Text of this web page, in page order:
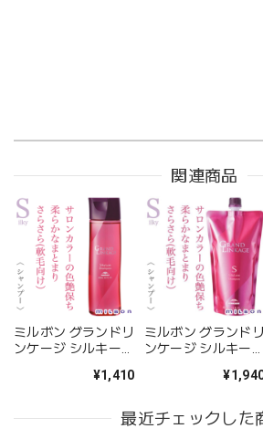
関連商品
ミルボン グランドリ
ンケージ シルキーリ
¥1,410
ミルボン グランドリ
ンケージ シルキーリ
400ml(レフィル)--
最近チェックした